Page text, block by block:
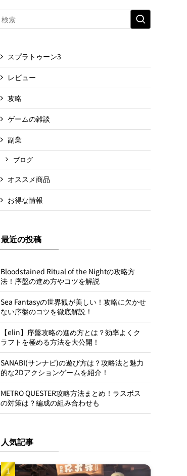
スプラトゥーン3
レビュー
攻略
ゲームの雑談
副業
ブログ
オススメ商品
お得な情報
最近の投稿
Bloodstained Ritual of the Nightの攻略方
法！序盤の進め方やコツを解説
Sea Fantasyの世界観が美しい！攻略に欠かせ
ない序盤のコツを徹底解説！
【elin】序盤攻略の進め方とは？効率よくク
ラフトを極める方法を大公開！
SANABI(サンナビ)の遊び方は？攻略法と魅力
的な2Dアクションゲームを紹介！
METRO QUESTER攻略方法まとめ！ラスボス
の対策は？編成の組み合わせも
人気記事